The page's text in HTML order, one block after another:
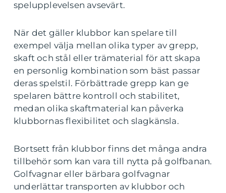
spelupplevelsen avsevärt.
När det gäller klubbor kan spelare till
exempel välja mellan olika typer av grepp,
skaft och stål eller trämaterial för att skapa
en personlig kombination som bäst passar
deras spelstil. Förbättrade grepp kan ge
spelaren bättre kontroll och stabilitet,
medan olika skaftmaterial kan påverka
klubbornas flexibilitet och slagkänsla.
Bortsett från klubbor finns det många andra
tillbehör som kan vara till nytta på golfbanan.
Golfvagnar eller bärbara golfvagnar
underlättar transporten av klubbor och